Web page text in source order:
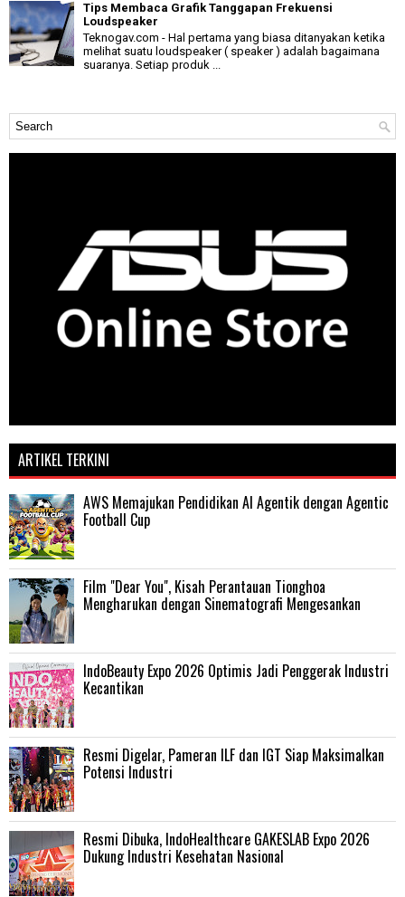
Tips Membaca Grafik Tanggapan Frekuensi
Loudspeaker
Teknogav.com - Hal pertama yang biasa ditanyakan ketika
melihat suatu loudspeaker ( speaker ) adalah bagaimana
suaranya. Setiap produk ...
ARTIKEL TERKINI
AWS Memajukan Pendidikan AI Agentik dengan Agentic
Football Cup
Film "Dear You", Kisah Perantauan Tionghoa
Mengharukan dengan Sinematografi Mengesankan
IndoBeauty Expo 2026 Optimis Jadi Penggerak Industri
Kecantikan
Resmi Digelar, Pameran ILF dan IGT Siap Maksimalkan
Potensi Industri
Resmi Dibuka, IndoHealthcare GAKESLAB Expo 2026
Dukung Industri Kesehatan Nasional